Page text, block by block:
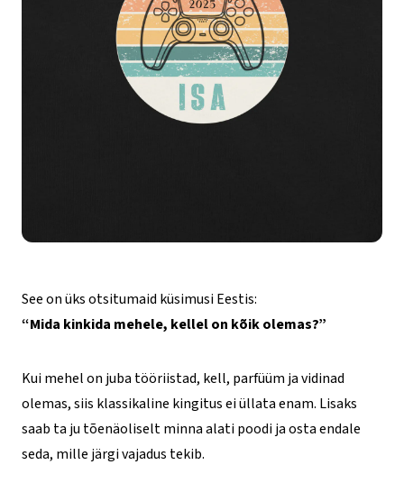
See on üks otsitumaid küsimusi Eestis:
“Mida kinkida mehele, kellel on kõik olemas?”
Kui mehel on juba tööriistad, kell, parfüüm ja vidinad
olemas, siis klassikaline kingitus ei üllata enam. Lisaks
saab ta ju tõenäoliselt minna alati poodi ja osta endale
seda, mille järgi vajadus tekib.